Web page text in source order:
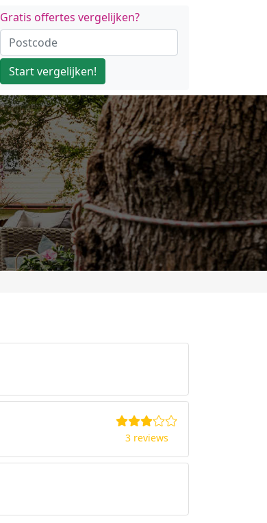
Gratis offertes vergelijken?
Start vergelijken!
3 reviews